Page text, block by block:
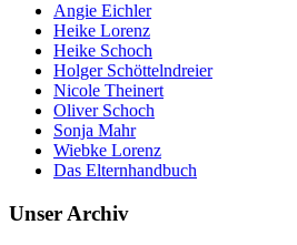
Angie Eichler
Heike Lorenz
Heike Schoch
Holger Schöttelndreier
Nicole Theinert
Oliver Schoch
Sonja Mahr
Wiebke Lorenz
Das Elternhandbuch
Unser Archiv